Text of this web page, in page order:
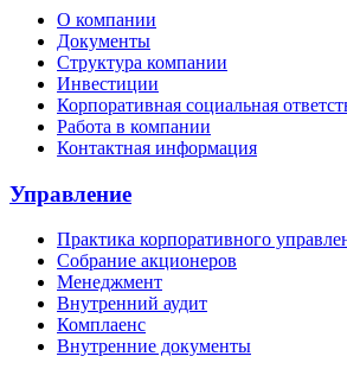
О компании
Документы
Структура компании
Инвестиции
Корпоративная социальная
Работа в компании
Контактная информация
Управление
Практика корпоративного
Собрание акционеров
Менеджмент
Внутренний аудит
Комплаенс
Внутренние документы